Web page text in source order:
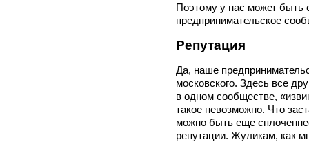
Поэтому у нас может быть
предпринимательское
Репутация
Да, наше
московского. Здесь все
в одном сообществе,
такое невозможно. Что
можно быть еще
репутации. Жуликам, как